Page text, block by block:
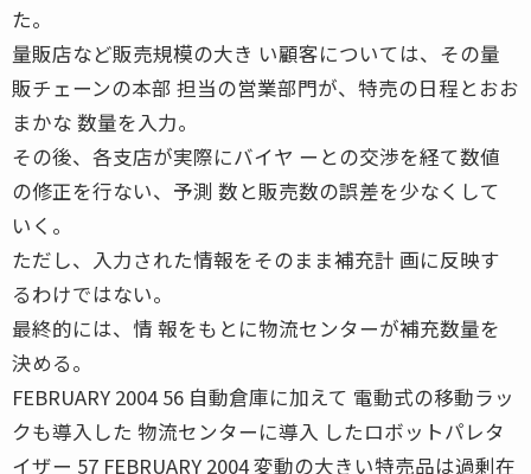
た。
量販店など販売規模の大き い顧客については、その量
販チェーンの本部 担当の営業部門が、特売の日程とおお
まかな 数量を入力。
その後、各支店が実際にバイヤ ーとの交渉を経て数値
の修正を行ない、予測 数と販売数の誤差を少なくして
いく。
ただし、入力された情報をそのまま補充計 画に反映す
るわけではない。
最終的には、情 報をもとに物流センターが補充数量を
決める。
FEBRUARY 2004 56 自動倉庫に加えて 電動式の移動ラッ
クも導入した 物流センターに導入 したロボットパレタ
イザー 57 FEBRUARY 2004 変動の大きい特売品は過剰在